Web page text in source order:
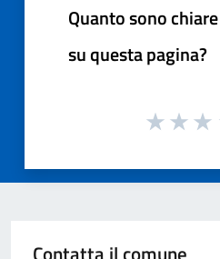
Quanto sono
su questa pagina?